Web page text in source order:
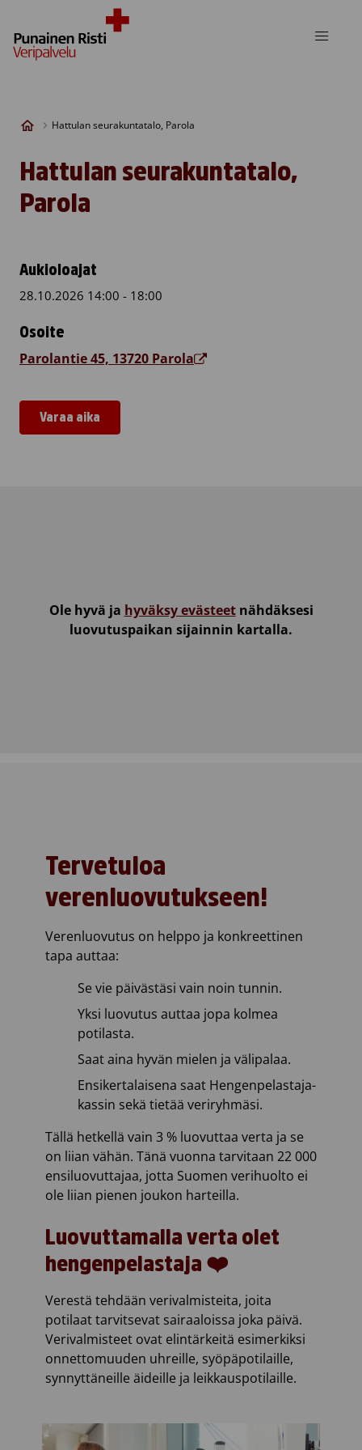
Hattulan seurakuntatalo, Parola
Hattulan seurakuntatalo,
Parola
Ole hyvä ja hyväksy evästeetnähdäksesi
luovutuspaikan sijainnin kartalla.
Aukioloajat
28.10.2026 14:00 - 18:00
Osoite
Parolantie 45, 13720 Parola
Varaa aika
Hattulan seurakuntatalo, Parola
Tervetuloa
verenluovutukseen!
Verenluovutus on helppo ja konkreettinen
tapa auttaa:
Se vie päivästäsi vain noin tunnin.
Yksi luovutus auttaa jopa kolmea
potilasta.
Saat aina hyvän mielen ja välipalaa.
Ensikertalaisena saat Hengenpelastaja-
kassin sekä tietää veriryhmäsi.
Tällä hetkellä vain 3 % luovuttaa verta ja se
on liian vähän. Tänä vuonna tarvitaan 22 000
ensiluovuttajaa, jotta Suomen verihuolto ei
ole liian pienen joukon harteilla.
Luovuttamalla verta olet
hengenpelastaja ❤️
Verestä tehdään verivalmisteita, joita
potilaat tarvitsevat sairaaloissa joka päivä.
Verivalmisteet ovat elintärkeitä esimerkiksi
onnettomuuden uhreille, syöpäpotilaille,
synnyttäneille äideille ja leikkauspotilaille.